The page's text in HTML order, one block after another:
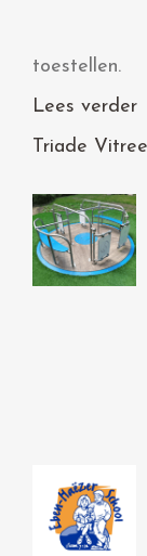
toestellen.
Lees verder
Triade